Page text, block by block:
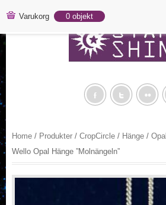
Varukorg 0 objekt
f t c
Home / Produkter / CropCircle / Hänge / Opal
Wello Opal Hänge ”Molnängeln”